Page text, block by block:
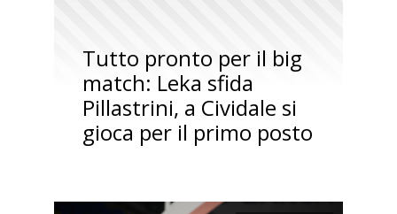
Tutto pronto per il big
match: Leka sfida
Pillastrini, a Cividale si
gioca per il primo posto